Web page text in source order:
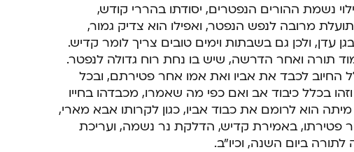
נשמת ההורים הנפטרים, יסודתו בהררי קודש,
מרובה לנפש הנפטר, ואפילו הוא צדיק גמור,
עדן, ולכן גם בשבתות וימים טובים צריך לומר קדיש.
תורה ואחר הדרשה, שיש בו נחת רוח גדולה לנפטר.
החיוב לכבד את אביו ואת אמו אחר פטירתם, ובכל
בכלל כיבוד אב ואם כפי מה שאמרו, מכבדהו בחייו
מיתה הוא לרומם את כבוד אביו, כגון לקרותו אבא מארי,
פטירתו, באמירת קדיש, הדלקת נר נשמה, ועריכת
ביום השנה, וכיו"ב.